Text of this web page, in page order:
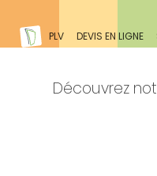
PLV DEVIS EN LIGNE
Découvrez